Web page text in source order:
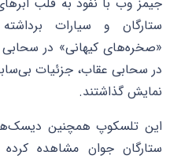
ستارگان و سیارات
«صخره‌های کیهانی» در
در سحابی عقاب، جزئیات
نمایش گذاشتند.
این تلسکوپ همچنین
ستارگان جوان مشاهده